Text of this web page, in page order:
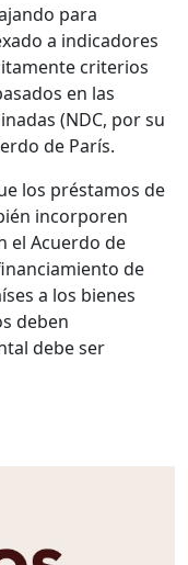
para
a indicadores
criterios
en las
(NDC, por su
de París.
los préstamos de
incorporen
el Acuerdo de
de
a los bienes
deben
debe ser